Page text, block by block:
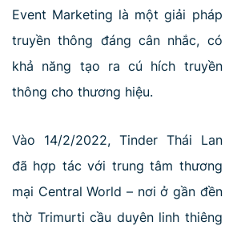
Event Marketing là một giải pháp
truyền thông đáng cân nhắc, có
khả năng tạo ra cú hích truyền
thông cho thương hiệu.
Vào 14/2/2022, Tinder Thái Lan
đã hợp tác với trung tâm thương
mại Central World – nơi ở gần đền
thờ Trimurti cầu duyên linh thiêng